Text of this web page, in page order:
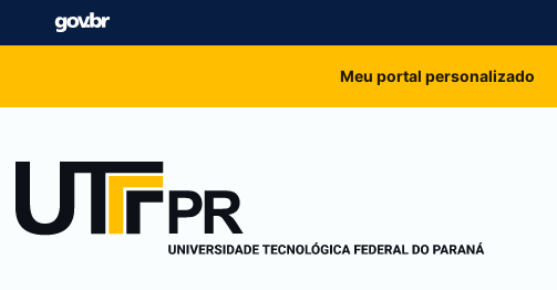
Meu portal personalizado